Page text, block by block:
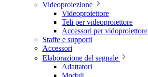
Videoproiezione
Videoproiettore
Teli per videoproiettore
Accessori per vidoproiettore
Staffe e supporti
Accessori
Elaborazione del segnale
Adattatori
Moduli